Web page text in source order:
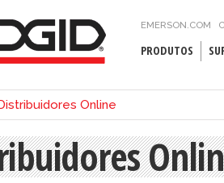
EMERSON.COM
PRODUTOS
Online